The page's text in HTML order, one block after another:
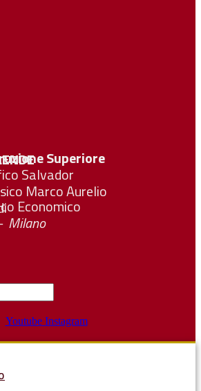
Marco Aurelio
Milano
Youtube Instagram